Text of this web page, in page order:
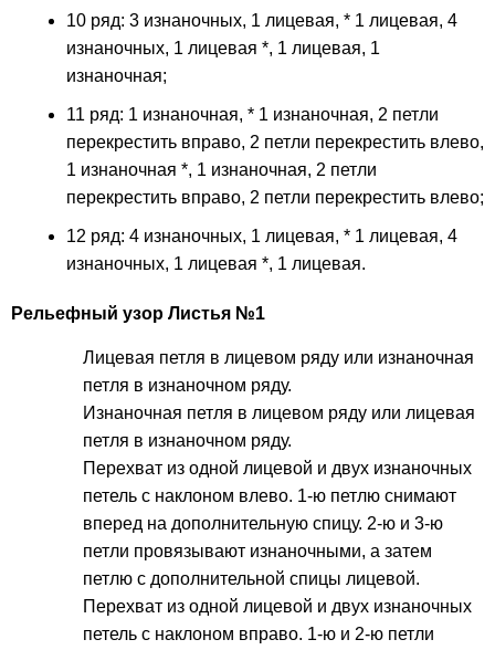
10 ряд: 3 изнаночных, 1 лицевая, * 1 лицевая, 4
изнаночных, 1 лицевая *, 1 лицевая, 1
изнаночная;
11 ряд: 1 изнаночная, * 1 изнаночная, 2 петли
перекрестить вправо, 2 петли перекрестить влево,
1 изнаночная *, 1 изнаночная, 2 петли
перекрестить вправо, 2 петли перекрестить влево;
12 ряд: 4 изнаночных, 1 лицевая, * 1 лицевая, 4
изнаночных, 1 лицевая *, 1 лицевая.
Рельефный узор Листья №1
Лицевая петля в лицевом ряду или изнаночная
петля в изнаночном ряду.
Изнаночная петля в лицевом ряду или лицевая
петля в изнаночном ряду.
Перехват из одной лицевой и двух изнаночных
петель с наклоном влево. 1-ю петлю снимают
вперед на дополнительную спицу. 2-ю и 3-ю
петли провязывают изнаночными, а затем
петлю с дополнительной спицы лицевой.
Перехват из одной лицевой и двух изнаночных
петель с наклоном вправо. 1-ю и 2-ю петли